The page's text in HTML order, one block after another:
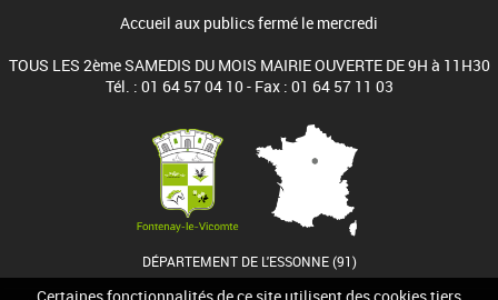
Accueil aux publics fermé le mercredi
TOUS LES 2ème SAMEDIS DU MOIS MAIRIE OUVERTE DE 9H à 11H30
Tél. : 01 64 57 04 10 - Fax : 01 64 57 11 03
DÉPARTEMENT DE L'ESSONNE (91)